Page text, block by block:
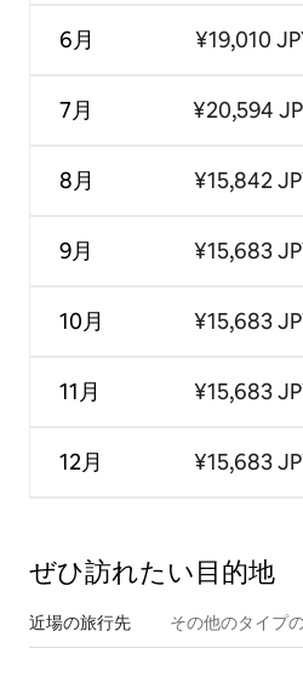
6月
7月
8月
9月
10月
11月
12月
¥19,010
¥20,594
¥15,842
¥15,683
¥15,683
¥15,683
¥15,683
ぜひ訪⁠れ⁠た⁠い目⁠的⁠地
近場の旅行先 その他のタ⁠イ⁠プ⁠